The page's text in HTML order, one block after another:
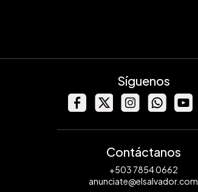
Síguenos
Contáctanos
+503 7854 0662
anunciate@elsalvador.com